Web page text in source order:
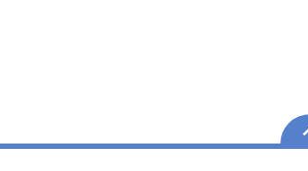
圍】依照科技部博